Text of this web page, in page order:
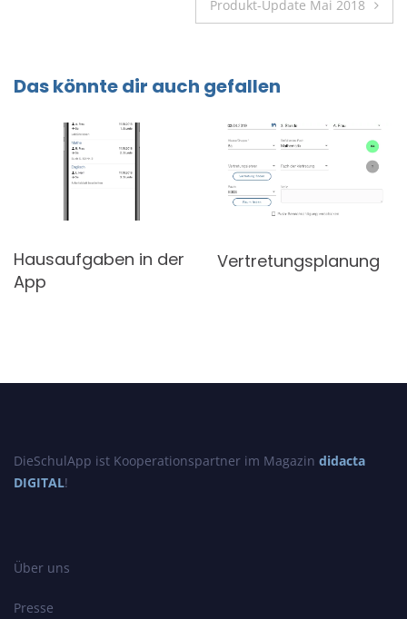
Produkt-Update Mai 2018
Das könnte dir auch gefallen
Hausaufgaben in der
App
Vertretungsplanung
DieSchulApp ist Kooperationspartner im Magazin didacta
DIGITAL!
Über uns
Presse